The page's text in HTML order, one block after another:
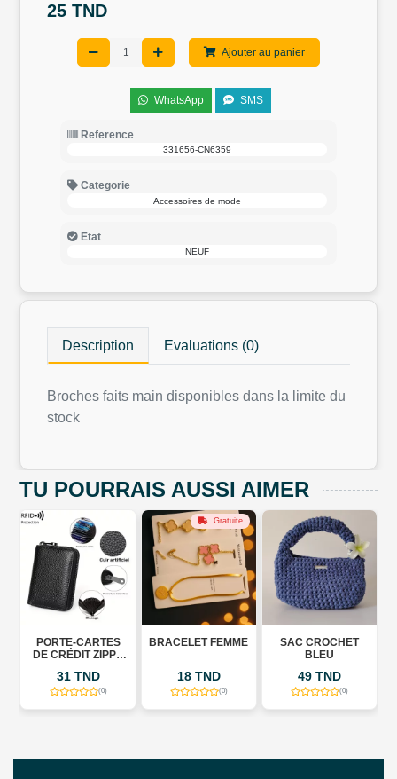
25 TND
Ajouter au panier
WhatsApp SMS
Reference
331656-CN6359
Categorie
Accessoires de mode
Etat
NEUF
Description Evaluations (0)
Broches faits main disponibles dans la limite du
stock
TU POURRAIS AUSSI AIMER
PORTE-CARTES
DE CRÉDIT ZIPPÉ
PROTECTION RFID
- 9
31 TND
(0)
BRACELET FEMME
18 TND
(0)
Gratuite
SAC CROCHET
BLEU
49 TND
(0)